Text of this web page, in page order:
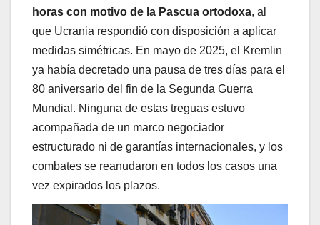
horas con motivo de la Pascua ortodoxa, al
que Ucrania respondió con disposición a aplicar
medidas simétricas. En mayo de 2025, el Kremlin
ya había decretado una pausa de tres días para el
80 aniversario del fin de la Segunda Guerra
Mundial. Ninguna de estas treguas estuvo
acompañada de un marco negociador
estructurado ni de garantías internacionales, y los
combates se reanudaron en todos los casos una
vez expirados los plazos.